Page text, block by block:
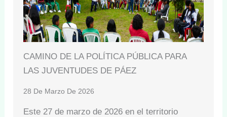
CAMINO DE LA POLÍTICA PÚBLICA PARA
LAS JUVENTUDES DE PÁEZ
28 De Marzo De 2026
Este 27 de marzo de 2026 en el territorio